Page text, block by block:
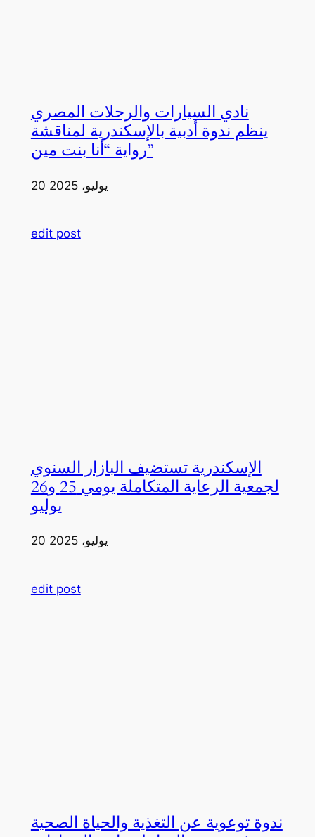
نادي السيارات والرحلات المصري
ينظم ندوة أدبية بالإسكندرية لمناقشة
رواية “أنا بنت مين”
20 يوليو، 2025
edit post
الإسكندرية تستضيف البازار السنوي
لجمعية الرعاية المتكاملة يومي 25 و26
يوليو
20 يوليو، 2025
edit post
ندوة توعوية عن التغذية والحياة الصحية